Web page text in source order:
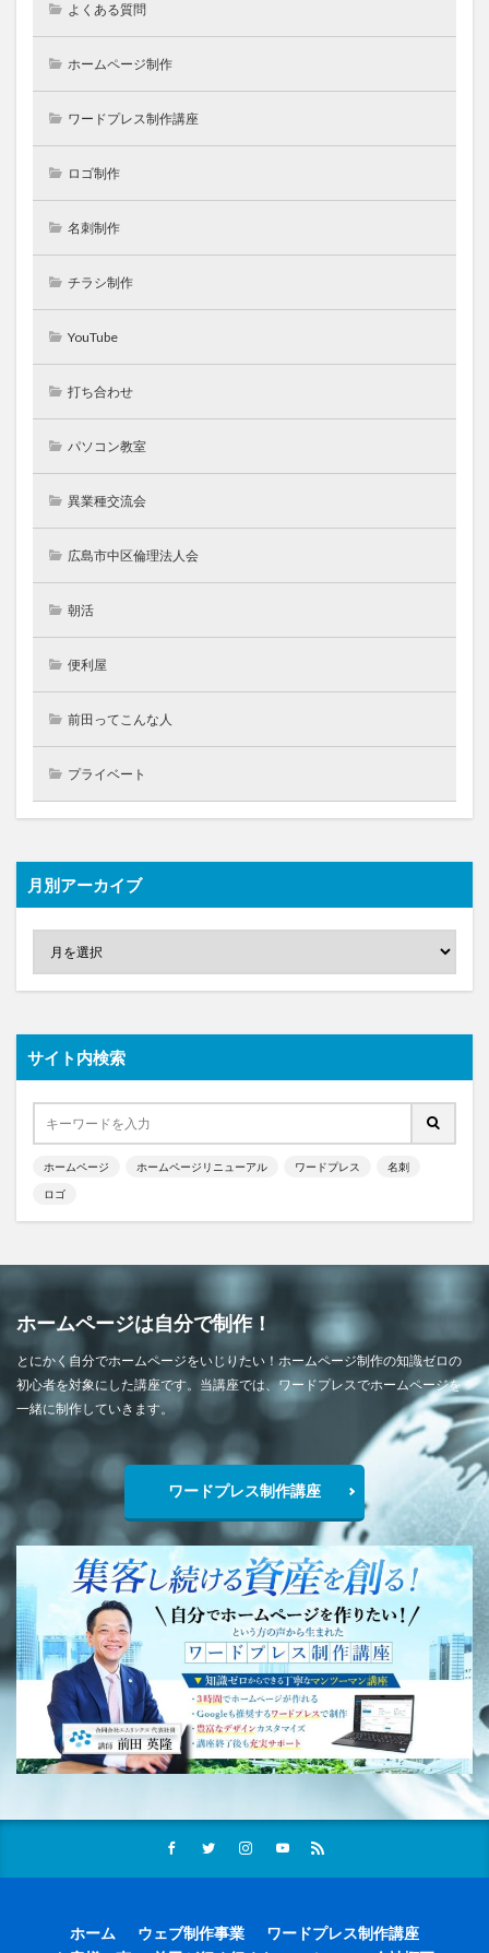
よくある質問
ホームページ制作
ワードプレス制作講座
ロゴ制作
名刺制作
チラシ制作
YouTube
打ち合わせ
パソコン教室
異業種交流会
広島市中区倫理法人会
朝活
便利屋
前田ってこんな人
プライベート
月別アーカイブ
サイト内検索
ホームページ ホームページリニューアル ワードプレス 名刺
ロゴ
ホームページは自分で制作！
とにかく自分でホームページをいじりたい！ホームページ制作の知識ゼロの
初心者を対象にした講座です。当講座では、ワードプレスでホームページを
一緒に制作していきます。
ワードプレス制作講座
ホーム ウェブ制作事業
ワードプレス制作講座